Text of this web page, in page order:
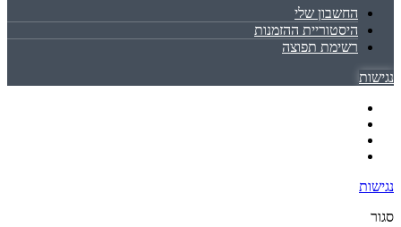
החשבון שלי
היסטוריית ההזמנות
רשימת תפוצה
נגישות
נגישות
סגור